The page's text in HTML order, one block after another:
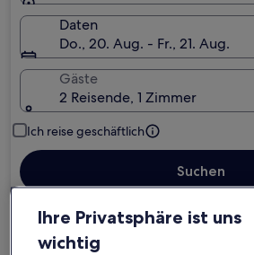
Daten
Do., 20. Aug. - Fr., 21. Aug.
Gäste
2 Reisende, 1 Zimmer
Ich reise geschäftlich
Suchen
Kostenlose Stornierung bei
Ihre Privatsphäre ist uns
wichtig